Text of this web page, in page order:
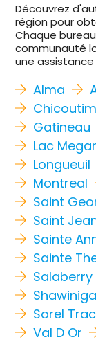
Découvrez
région pour
Chaque
communauté
une
Alma
Gatineau
Lac
Longueuil
Montreal
Saint
Saint
Sainte
Sainte
Salaberry
Sorel
Val D Or